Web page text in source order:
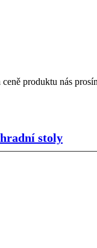
produktu nás
stoly